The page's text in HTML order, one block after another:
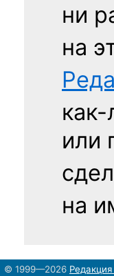
ни
на
или
на
© 1999—2026 Редакция